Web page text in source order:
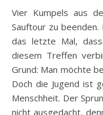
Vier Kumpels aus
Sauftour zu
das letzte Mal,
diesem Treffen
Grund: Man möchte
Doch die Jugend ist
Menschheit. Der
nicht ausgedacht,